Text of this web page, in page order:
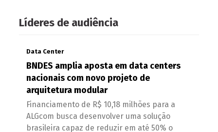
Líderes de audiência
Data Center
BNDES amplia aposta em data centers
nacionais com novo projeto de
arquitetura modular
Financiamento de R$ 10,18 milhões para a
ALGcom busca desenvolver uma solução
brasileira capaz de reduzir em até 50% o